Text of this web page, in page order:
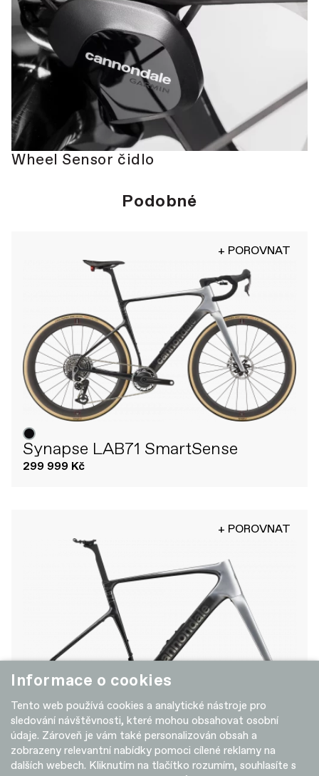
Wheel Sensor čidlo
Podobné
+ POROVNAT
Synapse LAB71 SmartSense
299 999 Kč
+ POROVNAT
Synapse LAB71 Frameset
137 999 Kč
Informace o cookies
Tento web používá cookies a analytické nástroje pro
sledování návštěvnosti, které mohou obsahovat osobní
údaje. Zároveň je vám také personalizován obsah a
zobrazeny relevantní nabídky pomoci cílené reklamy na
dalších webech. Kliknutím na tlačítko rozumím, souhlasíte s